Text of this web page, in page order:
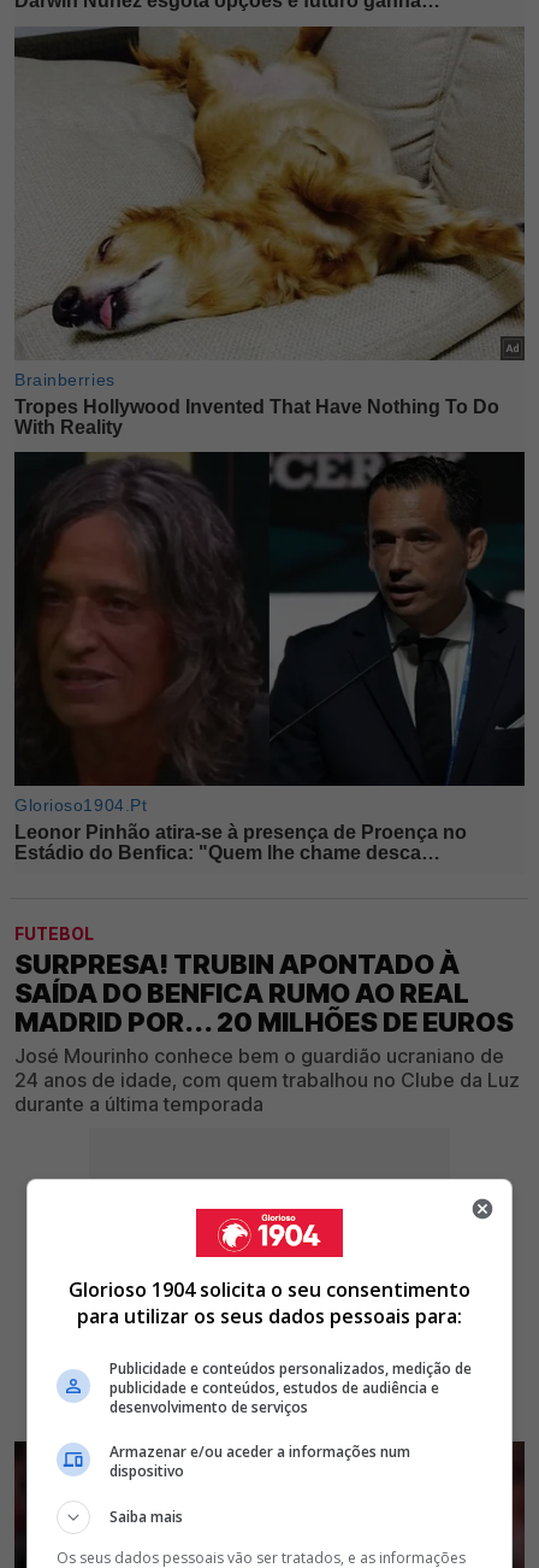
FUTEBOL
SURPRESA! TRUBIN APONTADO À
SAÍDA DO BENFICA RUMO AO REAL
MADRID POR... 20 MILHÕES DE EUROS
José Mourinho conhece bem o guardião ucraniano de
24 anos de idade, com quem trabalhou no Clube da Luz
durante a última temporada
Glorioso 1904 solicita o seu consentimento
para utilizar os seus dados pessoais para:
Publicidade e conteúdos personalizados, medição de
publicidade e conteúdos, estudos de audiência e
desenvolvimento de serviços
Armazenar e/ou aceder a informações num
dispositivo
Saiba mais
Os seus dados pessoais vão ser tratados, e as informações